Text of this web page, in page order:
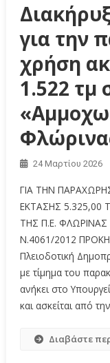
για την
χρήση
1.522 τμ
24 Μαρτίου 2026
ΓΙΑ ΤΗΝ
ΕΚΤΑΣΗΣ
ΤΗΣ Π.Ε.
Ν.4061/2012
Πλειοδοτική
με τίμημα του
ανήκει στο
και ασκείται από
Διαβάστε